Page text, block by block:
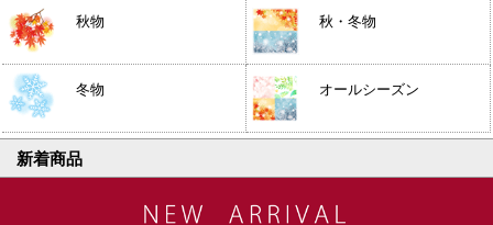
秋物 秋・冬物
冬物 オールシーズン
新着商品